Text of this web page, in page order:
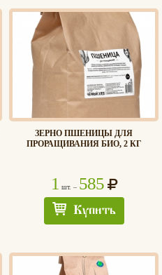
ЗЕРНО ПШЕНИЦЫ ДЛЯ
ПРОРАЩИВАНИЯ БИО, 2 КГ
1 шт. – 585
Купить